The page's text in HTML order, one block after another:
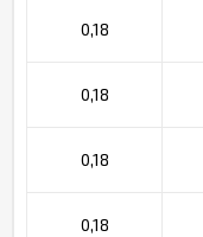
0,18
0,18
0,18
0,18